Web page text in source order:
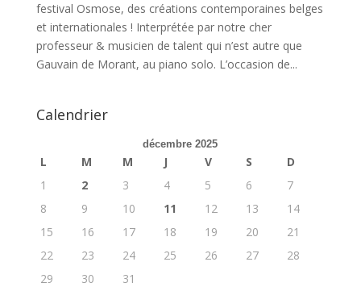
festival Osmose, des créations contemporaines belges
et internationales ! Interprétée par notre cher
professeur & musicien de talent qui n’est autre que
Gauvain de Morant, au piano solo. L’occasion de...
Calendrier
décembre 2025
L M M J V S
D
1
2 3 4 5 6
7
8
9 10 11 12 13
14
15
16 17 18 19 20
21
22
23 24 25 26 27
28
29
30
31